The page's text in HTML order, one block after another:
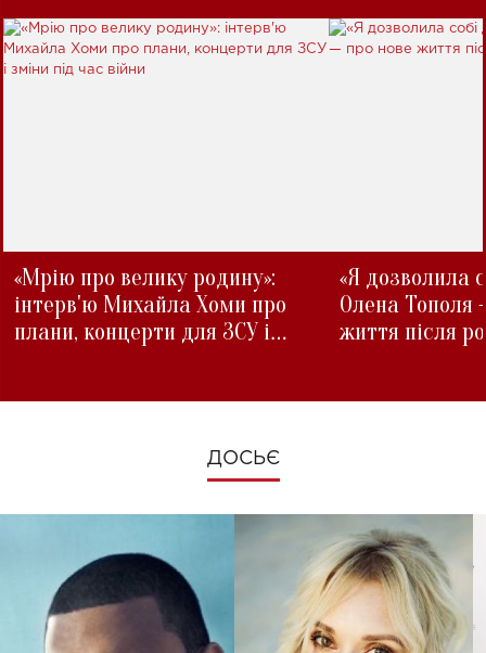
«Мрію про велику родину»:
інтерв'ю Михайла Хоми про
плани, концерти для ЗСУ і
«Я дозволила
Олена Тополя
життя після
ДОСЬЄ